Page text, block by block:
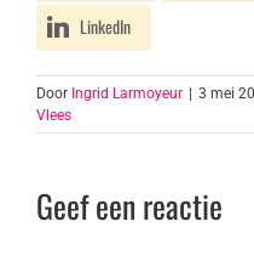
LinkedIn
Door Ingrid Larmoyeur 3 mei
Vlees
Geef een reactie